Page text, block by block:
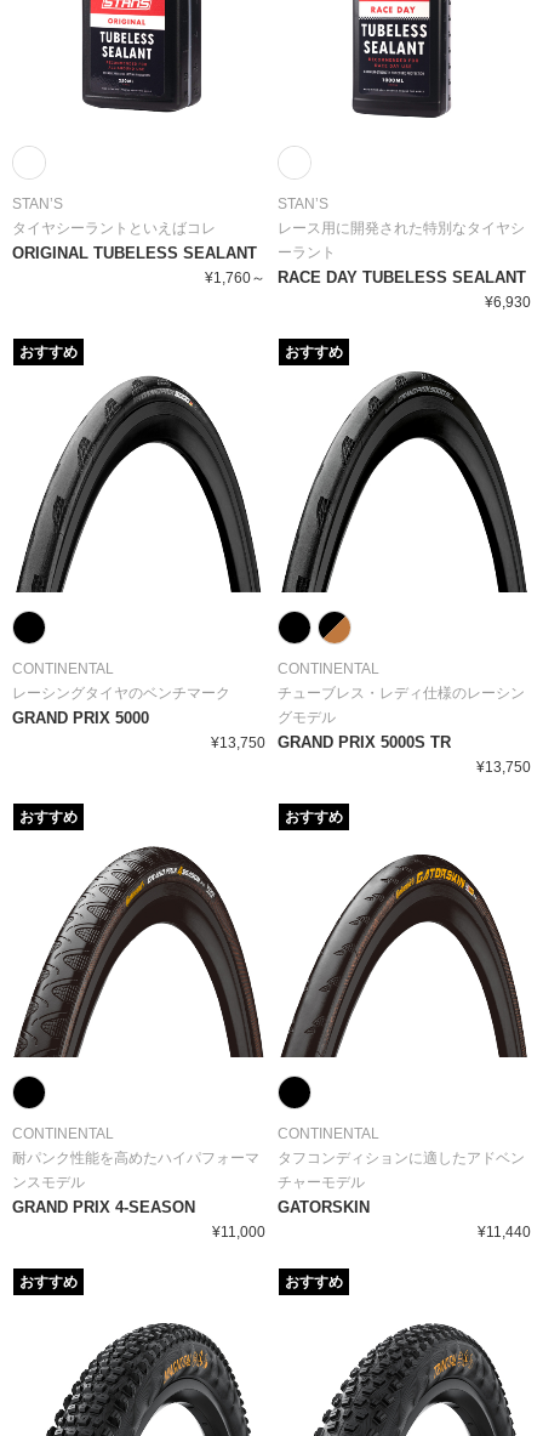
STAN’S
タイヤシーラントといえばコレ
ORIGINAL TUBELESS SEALANT
¥1,760～
STAN’S
レース用に開発された特別なタイヤシ
ーラント
RACE DAY TUBELESS SEALANT
¥6,930
CONTINENTAL
レーシングタイヤのベンチマーク
GRAND PRIX 5000
¥13,750
おすすめ
CONTINENTAL
チューブレス・レディ仕様のレーシン
グモデル
GRAND PRIX 5000S TR
¥13,750
おすすめ
CONTINENTAL
耐パンク性能を高めたハイパフォーマ
ンスモデル
GRAND PRIX 4-SEASON
¥11,000
おすすめ
CONTINENTAL
タフコンディションに適したアドベン
チャーモデル
GATORSKIN
¥11,440
おすすめ
おすすめ おすすめ